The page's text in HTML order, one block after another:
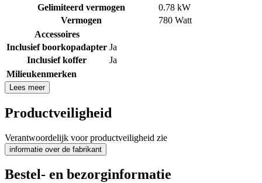
Gelimiteerd vermogen
0.78 kW
Vermogen
780 Watt
Accessoires
Inclusief boorkopadapter Ja
Inclusief koffer
Ja
Milieukenmerken
Lees meer
Productveiligheid
Verantwoordelijk voor productveiligheid zie
informatie over de fabrikant
Bestel- en bezorginformatie